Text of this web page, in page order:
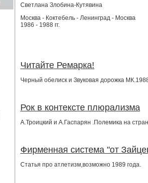
Светлана Злобина-Кутявина
Москва - Коктебель - Ленинград - Москва
1986 - 1988 гг.
Читайте Ремарка!
Черный обелиск и Звуковая дорожка
Рок в контексте плюрализма
А.Троицкий и А.Гаспарян .Полемика на
Фирменная система "от
Статья про атлетизм,возможно 1989 года.